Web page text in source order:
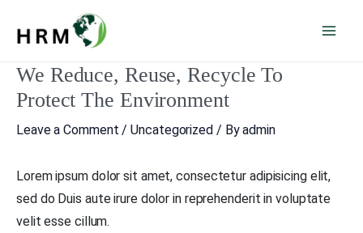
We Reduce, Reuse, Recycle To
Protect The Environment
Leave a Comment /Uncategorized / Byadmin
Lorem ipsum dolor sit amet, consectetur adipisicing elit,
sed do Duis aute irure dolor in reprehenderit in voluptate
velit esse cillum.
Post
navigation